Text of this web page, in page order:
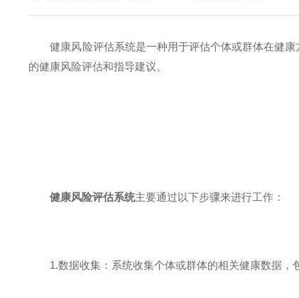
健康风险评估系统是一种用于评估个体或群体在健康
的健康风险评估和指导建议。
健康风险评估系统主要通过以下步骤来进行工作：
1.数据收集：系统收集个体或群体的相关健康数据，